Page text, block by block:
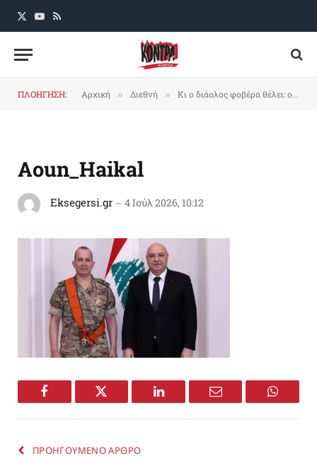
X
YouTube
RSS
ΠΛΟΗΓΗΣΗ: Αρχική » Διεθνή » Κι ο διάολος φοβέρα θέλει: ο Αούν δηλώνει ότι δε σχεδιάζει να διώξει τον αρχηγό του Λιβανέζικου Στρατού
Aoun_Haikal
Eksegersi.gr 4 Ιούλ 2026, 10:12
Facebook Twitter LinkedIn Email
ΠΡΟΗΓΟΥΜΕΝΟ ΑΡΘΡΟ